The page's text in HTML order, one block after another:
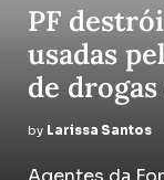
PF
usadas
de
by Larissa Santos